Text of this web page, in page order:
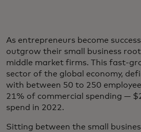
As entrepreneurs become
outgrow their small business
middle market firms. This fast-
sector of the global economy,
with between 50 to 250
21% of commercial spending —
spend in 2022.
Sitting between the small